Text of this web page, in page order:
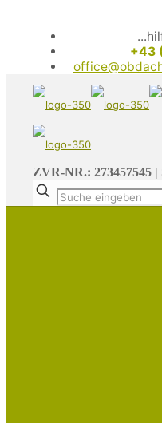
+43
ZVR-NR.: 273457545 |